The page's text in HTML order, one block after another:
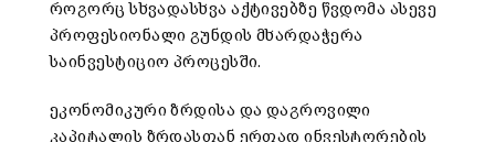
როგორც სხვადასხვა აქტივებზე წვდომა ასევე
პროფესიონალი გუნდის მხარდაჭერა
საინვესტიციო პროცესში.
ეკონომიკური ზრდისა და დაგროვილი
კაპიტალის ზრდასთან ერთად ინვესტორების